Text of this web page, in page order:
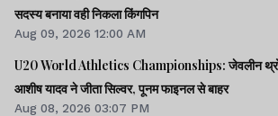
सदस्य बनाया वही निकला किंगपिन
Aug 09, 2026 12:00 AM
U20 World Athletics Championships: जेवलीन
आशीष यादव ने जीता सिल्वर, पूनम फाइनल से बाहर
Aug 08, 2026 03:07 PM